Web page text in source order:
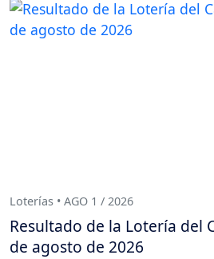
Loterías • AGO 1 / 2026
Resultado de la Lotería del
de agosto de 2026